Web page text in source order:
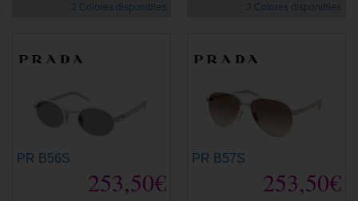
2 Colores disponibles 3 Colores disponibles
PR B56S
253,50€
PR B57S
253,50€